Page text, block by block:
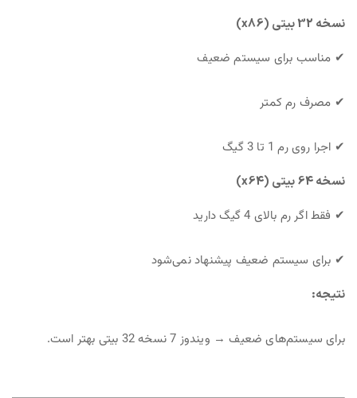
نسخه 32 بیتی (x86)
✔ مناسب برای سیستم ضعیف
✔ مصرف رم کمتر
✔ اجرا روی رم 1 تا 3 گیگ
نسخه 64 بیتی (x64)
✔ فقط اگر رم بالای 4 گیگ دارید
✔ برای سیستم ضعیف پیشنهاد نمی‌شود
نتیجه:
برای سیستم‌های ضعیف → ویندوز 7 نسخه 32 بیتی بهتر است.